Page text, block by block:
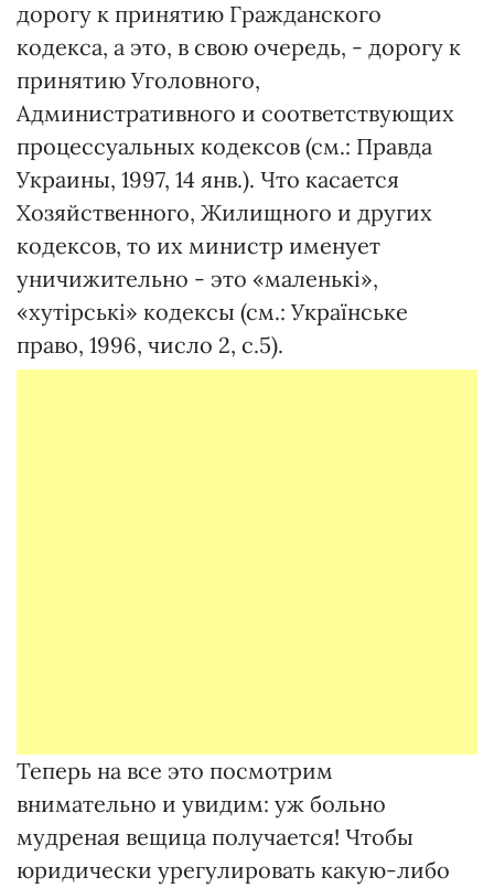
дорогу к принятию Гражданского
кодекса, а это, в свою очередь, - дорогу к
принятию Уголовного,
Административного и соответствующих
процессуальных кодексов (см.: Правда
Украины, 1997, 14 янв.). Что касается
Хозяйственного, Жилищного и других
кодексов, то их министр именует
уничижительно - это «маленькі»,
«хутірські» кодексы (см.: Українське
право, 1996, число 2, с.5).
Теперь на все это посмотрим
внимательно и увидим: уж больно
мудреная вещица получается! Чтобы
юридически урегулировать какую-либо